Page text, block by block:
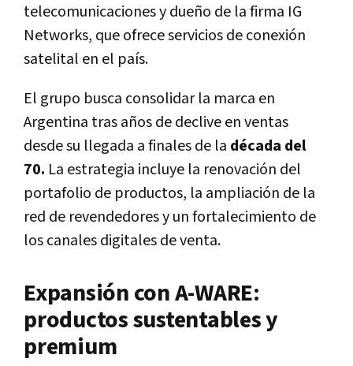
telecomunicaciones y dueño de la firma IG
Networks, que ofrece servicios de conexión
satelital en el país.
El grupo busca consolidar la marca en
Argentina tras años de declive en ventas
desde su llegada a finales de la década del
70. La estrategia incluye la renovación del
portafolio de productos, la ampliación de la
red de revendedores y un fortalecimiento de
los canales digitales de venta.
Expansión con A-WARE:
productos sustentables y
premium